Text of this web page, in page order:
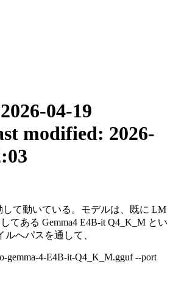
04-19
modified: 2026-
して動いている。モデルは、既に LM
てある Gemma4 E4B-it Q4_K_M とい
ルへパスを通して、
gemma-4-E4B-it-Q4_K_M.gguf --port